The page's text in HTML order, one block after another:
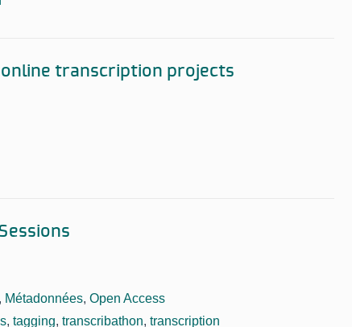
transcription projects
, Métadonnées, Open Access
, tagging, transcribathon, transcription